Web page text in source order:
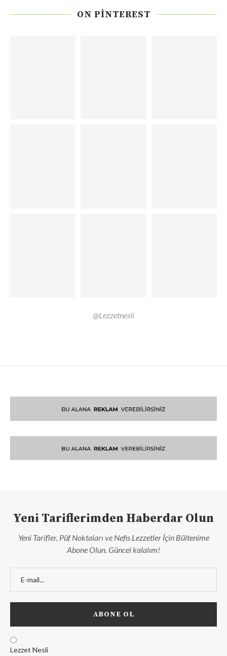
ON PINTEREST
@Lezzetnesli
Yeni Tariflerimden Haberdar Olun
Yeni Tarifler, Püf Noktaları ve Nefis Lezzetler İçin Bültenime
Abone Olun. Güncel kalalım!
Lezzet Nesli